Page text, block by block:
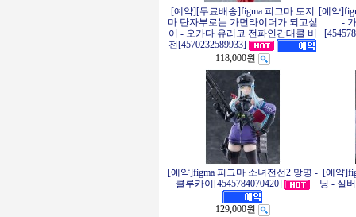
[예약][무료배송]figma 피그마 토지
마 탄자부로는 가면라이더가 되고싶
어 - 오카다 유리코 전파인간태클 버
전[4570232589933]
118,000원
[예약
-
[예약]figma 피그마 소녀전선2 망명 -
클루카이[4545784070420]
129,000원
[예약
닝 - 실